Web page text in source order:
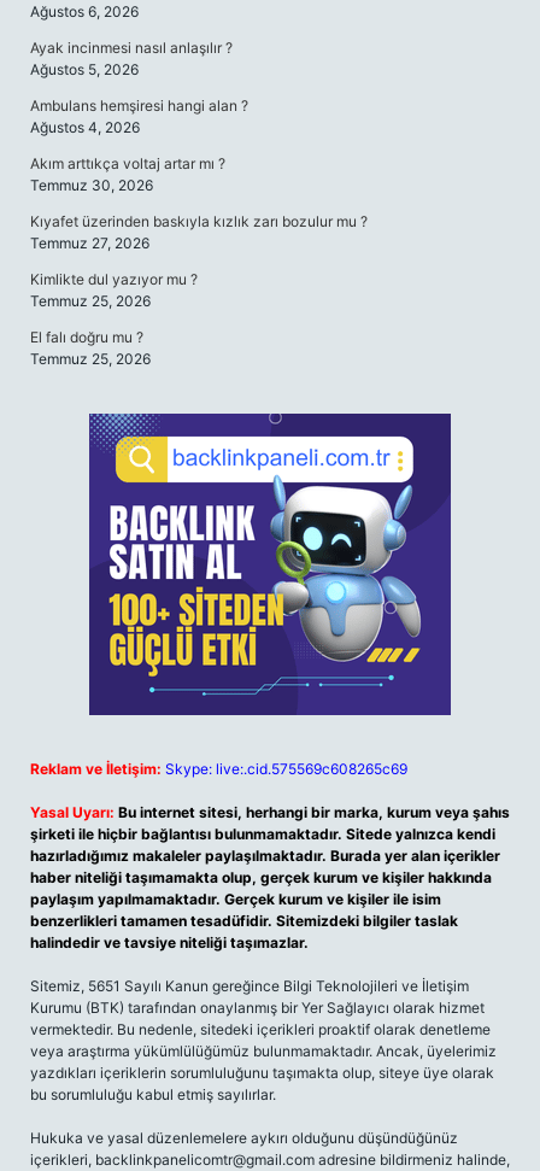
Ağustos 6, 2026
Ayak incinmesi nasıl anlaşılır ?
Ağustos 5, 2026
Ambulans hemşiresi hangi alan ?
Ağustos 4, 2026
Akım arttıkça voltaj artar mı ?
Temmuz 30, 2026
Kıyafet üzerinden baskıyla kızlık zarı bozulur mu ?
Temmuz 27, 2026
Kimlikte dul yazıyor mu ?
Temmuz 25, 2026
El falı doğru mu ?
Temmuz 25, 2026
Reklam ve İletişim: Skype: live:.cid.575569c608265c69
Yasal Uyarı: Bu internet sitesi, herhangi bir marka, kurum veya şahıs
şirketi ile hiçbir bağlantısı bulunmamaktadır. Sitede yalnızca kendi
hazırladığımız makaleler paylaşılmaktadır. Burada yer alan içerikler
haber niteliği taşımamakta olup, gerçek kurum ve kişiler hakkında
paylaşım yapılmamaktadır. Gerçek kurum ve kişiler ile isim
benzerlikleri tamamen tesadüfidir. Sitemizdeki bilgiler taslak
halindedir ve tavsiye niteliği taşımazlar.
Sitemiz, 5651 Sayılı Kanun gereğince Bilgi Teknolojileri ve İletişim
Kurumu (BTK) tarafından onaylanmış bir Yer Sağlayıcı olarak hizmet
vermektedir. Bu nedenle, sitedeki içerikleri proaktif olarak denetleme
veya araştırma yükümlülüğümüz bulunmamaktadır. Ancak, üyelerimiz
yazdıkları içeriklerin sorumluluğunu taşımakta olup, siteye üye olarak
bu sorumluluğu kabul etmiş sayılırlar.
Hukuka ve yasal düzenlemelere aykırı olduğunu düşündüğünüz
içerikleri, backlinkpanelicomtr@gmail.com adresine bildirmeniz halinde,